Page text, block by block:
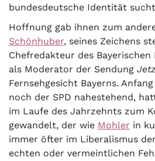
bundesdeutsche Identität
Hoffnung gab ihnen zum
Schönhuber, seines Zeichens
Chefredakteur des Bayerischen
als Moderator der Sendung
Fernsehgesicht Bayerns.
noch der SPD nahestehend,
im Laufe des Jahrzehnts zum
gewandelt, der wie Mohler in
immer öfter im Liberalismus
echten oder vermeintlichen